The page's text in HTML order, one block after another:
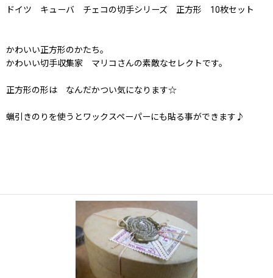
ドイツ キューバ チェコの切手シリーズ 正方形 10枚セット
かわいい正方形のかたち。
かわいい切手収集家 マリコさんの素敵なセレクトです。
正方形の形は なんだかつい気になります☆
蝋引きのりを使うとワックスペーパーにも貼る事ができます♪